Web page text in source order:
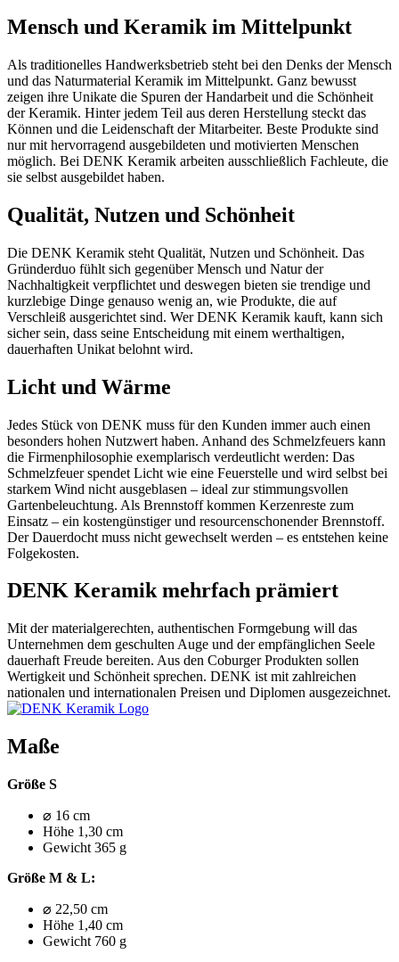
Mensch und Keramik im Mittelpunkt
Als traditionelles Handwerksbetrieb steht bei den Denks der Mensch
und das Naturmaterial Keramik im Mittelpunkt. Ganz bewusst
zeigen ihre Unikate die Spuren der Handarbeit und die Schönheit
der Keramik. Hinter jedem Teil aus deren Herstellung steckt das
Können und die Leidenschaft der Mitarbeiter. Beste Produkte sind
nur mit hervorragend ausgebildeten und motivierten Menschen
möglich. Bei DENK Keramik arbeiten ausschließlich Fachleute, die
sie selbst ausgebildet haben.
Qualität, Nutzen und Schönheit
Die DENK Keramik steht Qualität, Nutzen und Schönheit. Das
Gründerduo fühlt sich gegenüber Mensch und Natur der
Nachhaltigkeit verpflichtet und deswegen bieten sie trendige und
kurzlebige Dinge genauso wenig an, wie Produkte, die auf
Verschleiß ausgerichtet sind. Wer DENK Keramik kauft, kann sich
sicher sein, dass seine Entscheidung mit einem werthaltigen,
dauerhaften Unikat belohnt wird.
Licht und Wärme
Jedes Stück von DENK muss für den Kunden immer auch einen
besonders hohen Nutzwert haben. Anhand des Schmelzfeuers kann
die Firmenphilosophie exemplarisch verdeutlicht werden: Das
Schmelzfeuer spendet Licht wie eine Feuerstelle und wird selbst bei
starkem Wind nicht ausgeblasen – ideal zur stimmungsvollen
Gartenbeleuchtung. Als Brennstoff kommen Kerzenreste zum
Einsatz – ein kostengünstiger und resourcenschonender Brennstoff.
Der Dauerdocht muss nicht gewechselt werden – es entstehen keine
Folgekosten.
DENK Keramik mehrfach prämiert
Mit der materialgerechten, authentischen Formgebung will das
Unternehmen dem geschulten Auge und der empfänglichen Seele
dauerhaft Freude bereiten. Aus den Coburger Produkten sollen
Wertigkeit und Schönheit sprechen. DENK ist mit zahlreichen
nationalen und internationalen Preisen und Diplomen ausgezeichnet.
Maße
Größe S
⌀ 16 cm
Höhe 1,30 cm
Gewicht 365 g
Größe M & L:
⌀ 22,50 cm
Höhe 1,40 cm
Gewicht 760 g